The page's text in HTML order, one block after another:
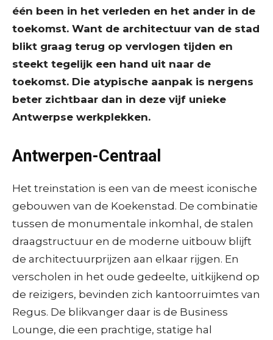
één been in het verleden en het ander in de
toekomst. Want de architectuur van de stad
blikt graag terug op vervlogen tijden en
steekt tegelijk een hand uit naar de
toekomst. Die atypische aanpak is nergens
beter zichtbaar dan in deze vijf unieke
Antwerpse werkplekken.
Antwerpen-Centraal
Het treinstation is een van de meest iconische
gebouwen van de Koekenstad. De combinatie
tussen de monumentale inkomhal, de stalen
draagstructuur en de moderne uitbouw blijft
de architectuurprijzen aan elkaar rijgen. En
verscholen in het oude gedeelte, uitkijkend op
de reizigers, bevinden zich kantoorruimtes van
Regus. De blikvanger daar is de Business
Lounge, die een prachtige, statige hal